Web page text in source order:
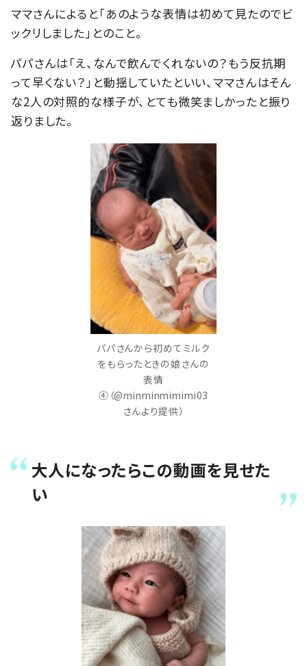
ママさんによると「あのような表情は初めて見たのでビ
ックリしました」とのこと。
パパさんは「え、なんで飲んでくれないの？もう反抗期
って早くない？」と動揺していたといい、ママさんはそん
な2人の対照的な様子が、とても微笑ましかったと振り
返りました。
パパさんから初めてミルク
をもらったときの娘さんの
表情
④（@minminmimimi03
さんより提供）
大人になったらこの動画を見せた
い